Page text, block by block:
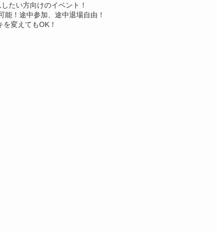
たい方向けのイベント！
！途中参加、途中退場自由！
変えてもOK！